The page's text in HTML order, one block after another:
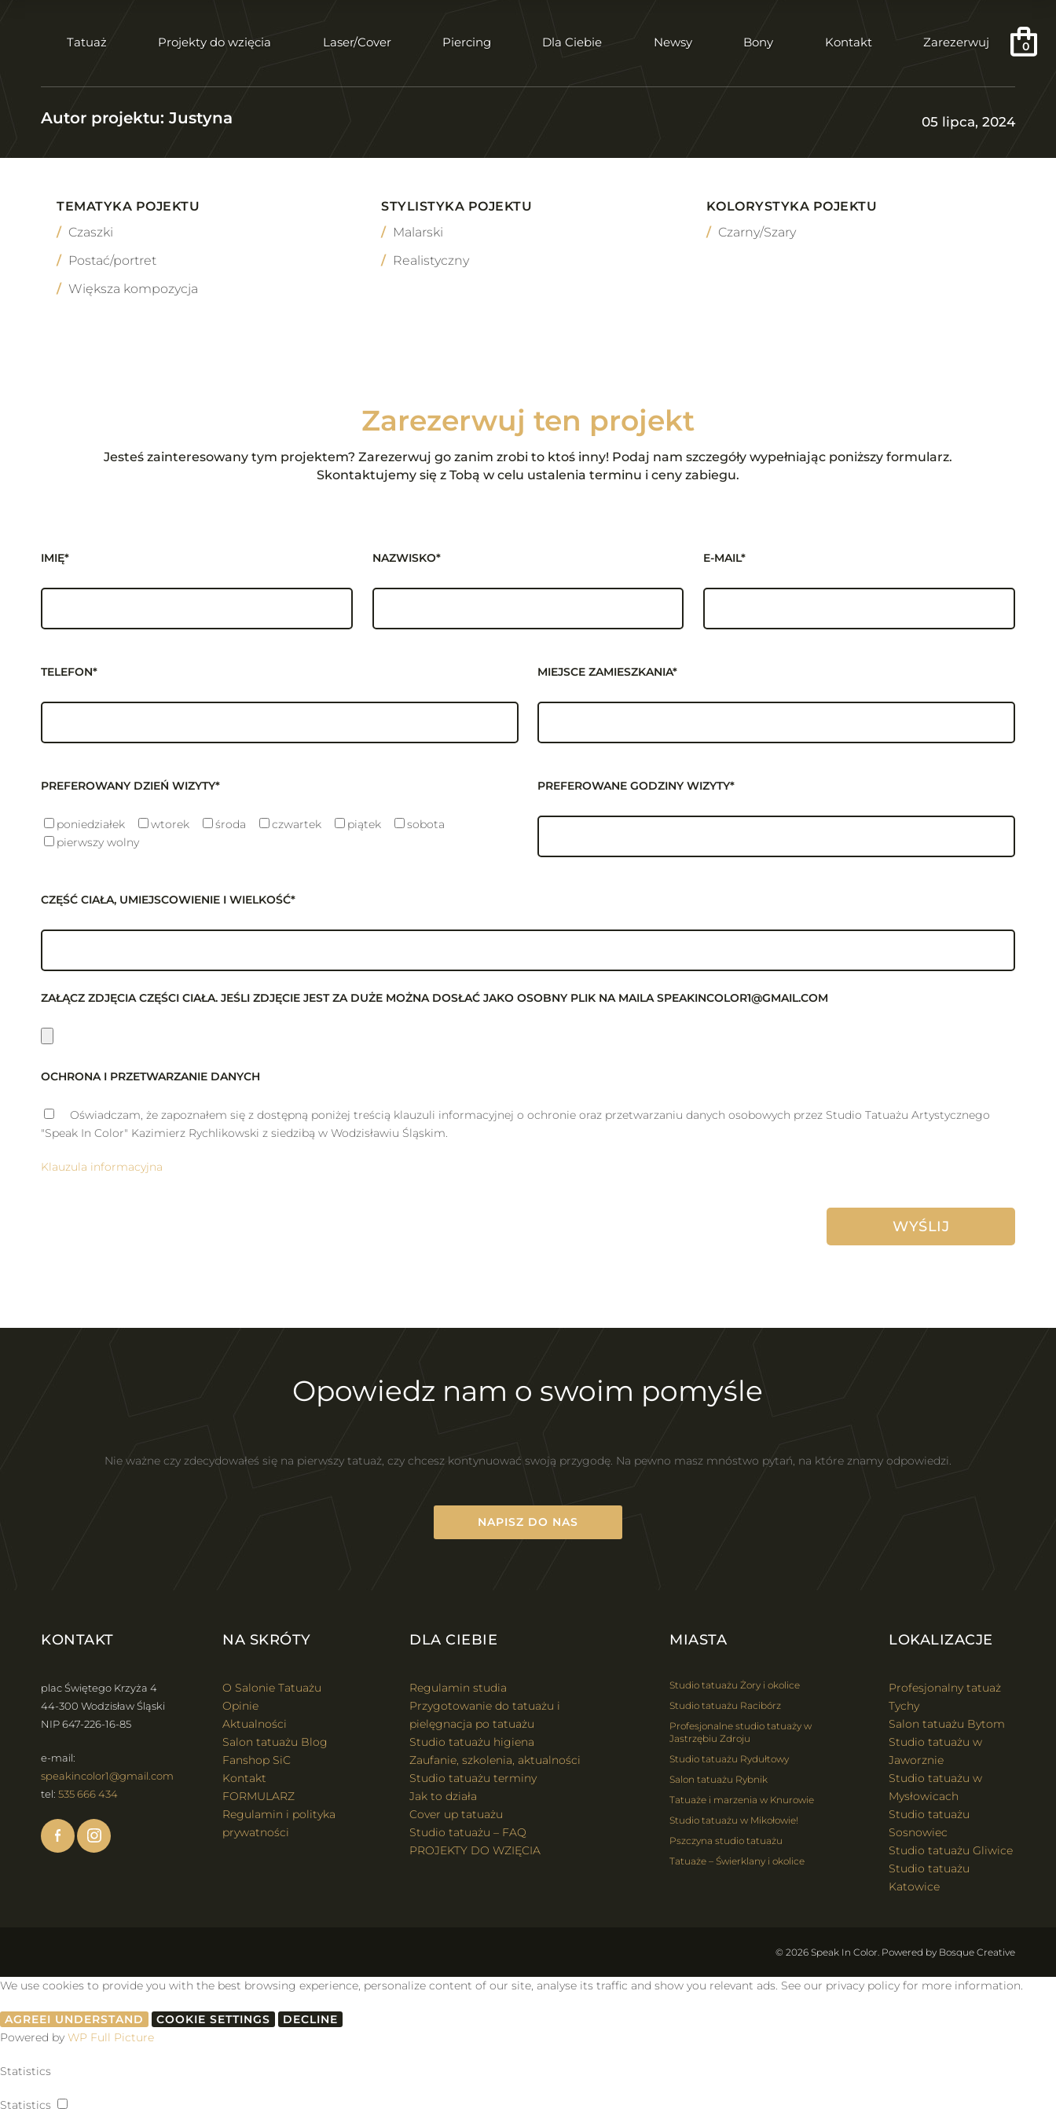
Tatuaż Projekty do wzięcia Laser/Cover Piercing Dla Ciebie Newsy Bony Kontakt Zarezerwuj 0
Autor projektu: Justyna 05 lipca, 2024
TEMATYKA POJEKTU
Czaszki
Postać/portret
Większa kompozycja
STYLISTYKA POJEKTU
Malarski
Realistyczny
KOLORYSTYKA POJEKTU
Czarny/Szary
Zarezerwuj ten projekt
Jesteś zainteresowany tym projektem? Zarezerwuj go zanim zrobi to ktoś inny! Podaj nam szczegóły wypełniając poniższy formularz.
Skontaktujemy się z Tobą w celu ustalenia terminu i ceny zabiegu.
IMIĘ* NAZWISKO* E-MAIL*
TELEFON* MIEJSCE ZAMIESZKANIA*
PREFEROWANY DZIEŃ WIZYTY*
poniedziałek wtorek środa czwartek piątek
sobota
pierwszy wolny
PREFEROWANE GODZINY WIZYTY*
CZĘŚĆ CIAŁA, UMIEJSCOWIENIE I WIELKOŚĆ*
ZAŁĄCZ ZDJĘCIA CZĘŚCI CIAŁA. JEŚLI ZDJĘCIE JEST ZA DUŻE MOŻNA DOSŁAĆ JAKO OSOBNY PLIK NA MAILA SPEAKINCOLOR1@GMAIL.COM
OCHRONA I PRZETWARZANIE DANYCH
Oświadczam, że zapoznałem się z dostępną poniżej treścią klauzuli informacyjnej o ochronie oraz przetwarzaniu danych osobowych przez Studio Tatuażu Artystycznego
"Speak In Color" Kazimierz Rychlikowski z siedzibą w Wodzisławiu Śląskim.
Klauzula informacyjna
Opowiedz nam o swoim pomyśle
Nie ważne czy zdecydowałeś się na pierwszy tatuaż, czy chcesz kontynuować swoją przygodę. Na pewno masz mnóstwo pytań, na które znamy odpowiedzi.
NAPISZ DO NAS
KONTAKT
plac Świętego Krzyża 4
44-300 Wodzisław Śląski
NIP 647-226-16-85
e-mail:
speakincolor1@gmail.com
tel: 535 666 434
NA SKRÓTY
O Salonie Tatuażu
Opinie
Aktualności
Salon tatuażu Blog
Fanshop SiC
Kontakt
FORMULARZ
Regulamin i polityka
prywatności
DLA CIEBIE
Regulamin studia
Przygotowanie do tatuażu i
pielęgnacja po tatuażu
Studio tatuażu higiena
Zaufanie, szkolenia, aktualności
Studio tatuażu terminy
Jak to działa
Cover up tatuażu
Studio tatuażu – FAQ
PROJEKTY DO WZIĘCIA
MIASTA
Studio tatuażu Żory i okolice
Studio tatuażu Racibórz
Profesjonalne studio tatuaży w
Jastrzębiu Zdroju
Studio tatuażu Rydułtowy
Salon tatuażu Rybnik
Tatuaże i marzenia w Knurowie
Studio tatuażu w Mikołowie!
Pszczyna studio tatuażu
Tatuaże – Świerklany i okolice
LOKALIZACJE
Profesjonalny tatuaż
Tychy
Salon tatuażu Bytom
Studio tatuażu w
Jaworznie
Studio tatuażu w
Mysłowicach
Studio tatuażu
Sosnowiec
Studio tatuażu Gliwice
Studio tatuażu
Katowice
© 2026 Speak In Color. Powered by Bosque Creative
We use cookies to provide you with the best browsing experience, personalize content of our site, analyse its traffic and show you relevant ads. See our privacy policy for more information.
AGREEI UNDERSTAND COOKIE SETTINGS
DECLINE
Powered by WP Full Picture
Statistics
Statistics